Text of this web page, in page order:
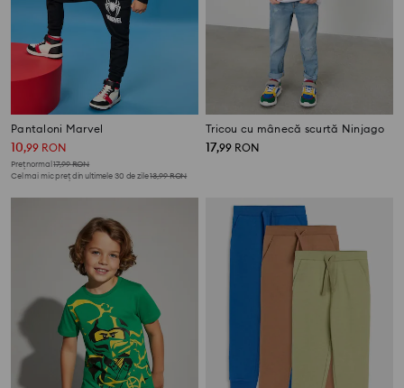
Pantaloni Marvel
10,99 RON
Preț normal17,99RON
Cel mai mic preț din ultimele 30 de zile13,99RON
Tricou cu mânecă scurtă Ninjago
17,99 RON